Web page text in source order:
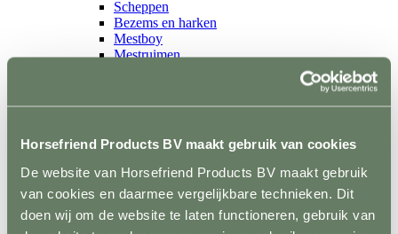
Horsefriend Products BV maakt gebruik van cookies
De website van Horsefriend Products BV maakt gebruik
van cookies en daarmee vergelijkbare technieken. Dit
doen wij om de website te laten functioneren, gebruik van
Scheppen
Bezems en harken
Mestboy
Mestruimen
Trailer
Vloer
Sloten en accessoires
Voerkamer
Terug
Voerkarren
Voeropslag